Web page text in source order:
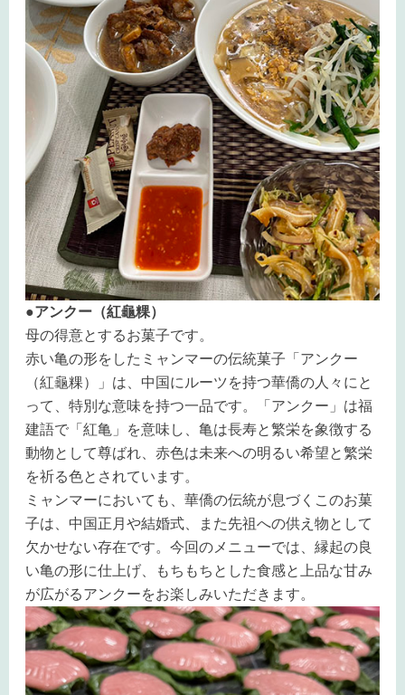
●アンクー（紅龜粿）
母の得意とするお菓子です。
赤い亀の形をしたミャンマーの伝統菓子「アンクー
（紅龜粿）」は、中国にルーツを持つ華僑の人々にと
って、特別な意味を持つ一品です。「アンクー」は福
建語で「紅亀」を意味し、亀は長寿と繁栄を象徴する
動物として尊ばれ、赤色は未来への明るい希望と繁栄
を祈る色とされています。
ミャンマーにおいても、華僑の伝統が息づくこのお菓
子は、中国正月や結婚式、また先祖への供え物として
欠かせない存在です。今回のメニューでは、縁起の良
い亀の形に仕上げ、もちもちとした食感と上品な甘み
が広がるアンクーをお楽しみいただきます。